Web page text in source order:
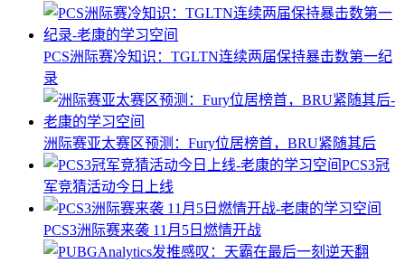
PCS洲际赛冷知识：TGLTN连续两届保持暴击数第一纪
录
洲际赛亚太赛区预测：Fury位居榜首，BRU紧随其后
PCS3冠
军竞猜活动今日上线
PCS3洲际赛来袭 11月5日燃情开战